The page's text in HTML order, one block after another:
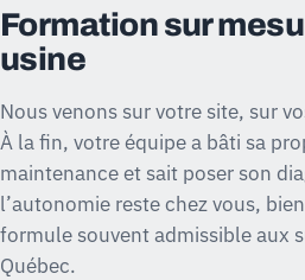
Formation sur
usine
Nous venons sur votre site, sur
À la fin, votre équipe a bâti sa
maintenance et sait poser son
l’autonomie reste chez vous,
formule souvent admissible aux
Québec.